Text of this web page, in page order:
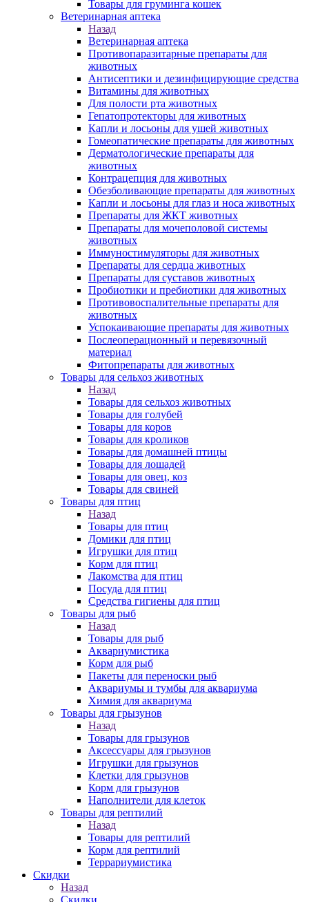
Товары для груминга кошек
Ветеринарная аптека
Назад
Ветеринарная аптека
Противопаразитарные препараты для
животных
Антисептики и дезинфицирующие средства
Витамины для животных
Для полости рта животных
Гепатопротекторы для животных
Капли и лосьоны для ушей животных
Гомеопатические препараты для животных
Дерматологические препараты для
животных
Контрацепция для животных
Обезболивающие препараты для животных
Капли и лосьоны для глаз и носа животных
Препараты для ЖКТ животных
Препараты для мочеполовой системы
животных
Иммуностимуляторы для животных
Препараты для сердца животных
Препараты для суставов животных
Пробиотики и пребиотики для животных
Противовоспалительные препараты для
животных
Успокаивающие препараты для животных
Послеоперационный и перевязочный
материал
Фитопрепараты для животных
Товары для сельхоз животных
Назад
Товары для сельхоз животных
Товары для голубей
Товары для коров
Товары для кроликов
Товары для домашней птицы
Товары для лошадей
Товары для овец, коз
Товары для свиней
Товары для птиц
Назад
Товары для птиц
Домики для птиц
Игрушки для птиц
Корм для птиц
Лакомства для птиц
Посуда для птиц
Средства гигиены для птиц
Товары для рыб
Назад
Товары для рыб
Аквариумистика
Корм для рыб
Пакеты для переноски рыб
Аквариумы и тумбы для аквариума
Химия для аквариума
Товары для грызунов
Назад
Товары для грызунов
Аксессуары для грызунов
Игрушки для грызунов
Клетки для грызунов
Корм для грызунов
Наполнители для клеток
Товары для рептилий
Назад
Товары для рептилий
Корм для рептилий
Террариумистика
Скидки
Назад
Скидки